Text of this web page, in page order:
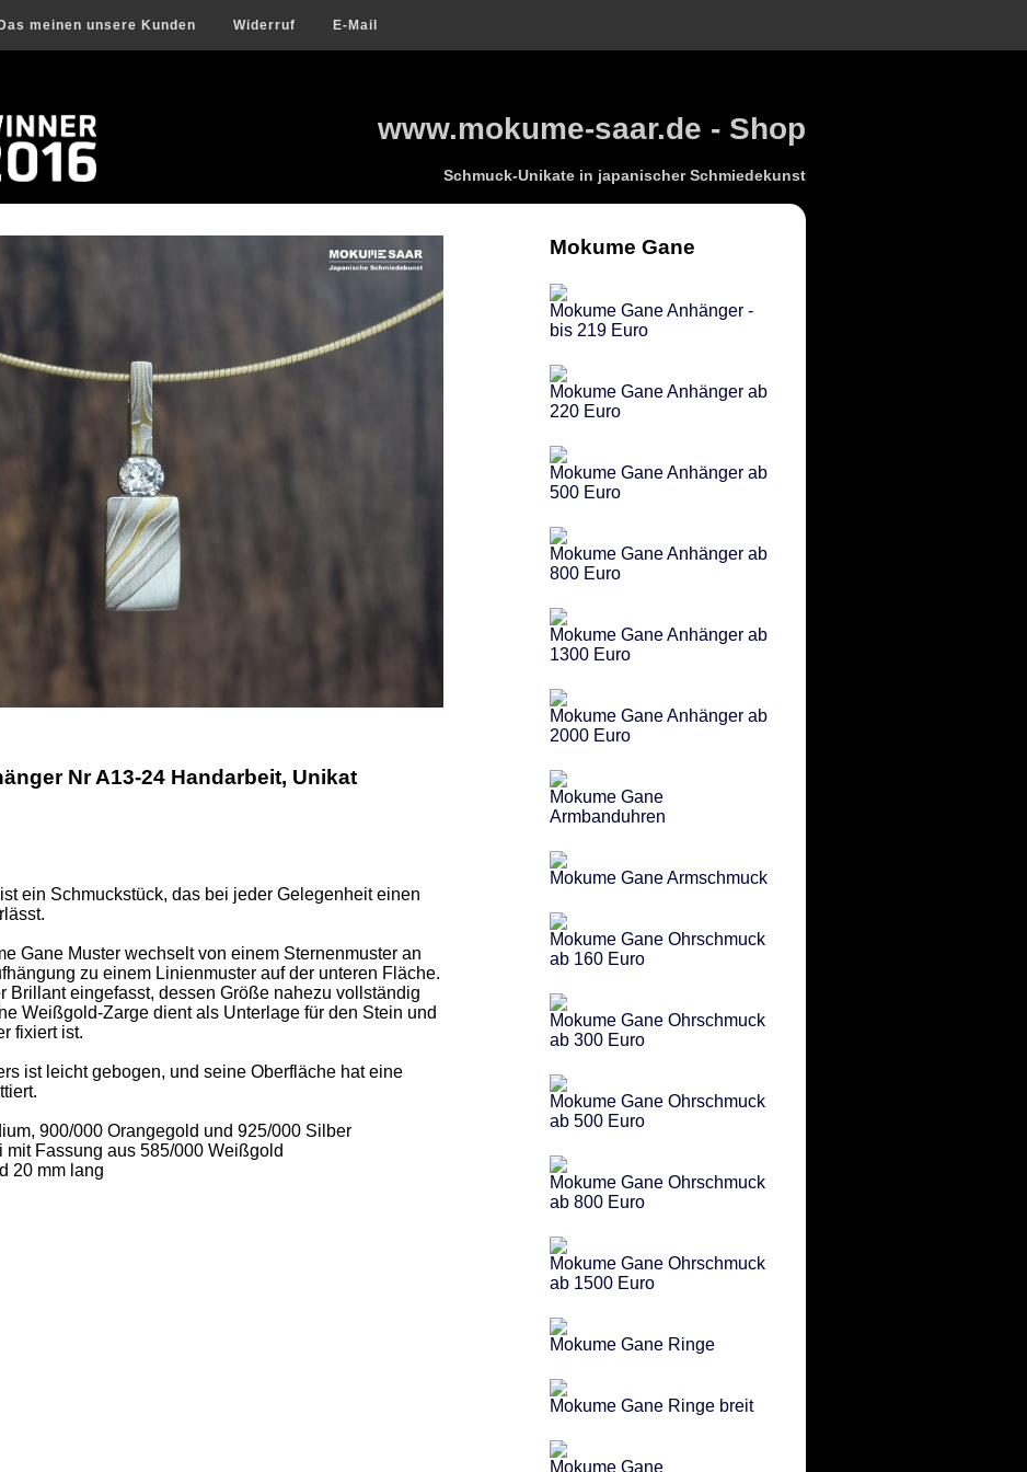
Das meinen unsere Kunden Widerruf E-Mail
www.mokume-saar.de - Shop
Schmuck-Unikate in japanischer Schmiedekunst
Nr A13-24 Handarbeit, Unikat
ein Schmuckstück, das bei jeder Gelegenheit einen
Gane Muster wechselt von einem Sternenmuster an
zu einem Linienmuster auf der unteren Fläche.
Brillant eingefasst, dessen Größe nahezu vollständig
Weißgold-Zarge dient als Unterlage für den Stein und
fixiert ist.
ist leicht gebogen, und seine Oberfläche hat eine
900/000 Orangegold und 925/000 Silber
mit Fassung aus 585/000 Weißgold
20 mm lang
Mokume Gane
Mokume Gane Anhänger -
bis 219 Euro
Mokume Gane Anhänger ab
220 Euro
Mokume Gane Anhänger ab
500 Euro
Mokume Gane Anhänger ab
800 Euro
Mokume Gane Anhänger ab
1300 Euro
Mokume Gane Anhänger ab
2000 Euro
Mokume Gane
Armbanduhren
Mokume Gane Armschmuck
Mokume Gane Ohrschmuck
ab 160 Euro
Mokume Gane Ohrschmuck
ab 300 Euro
Mokume Gane Ohrschmuck
ab 500 Euro
Mokume Gane Ohrschmuck
ab 800 Euro
Mokume Gane Ohrschmuck
ab 1500 Euro
Mokume Gane Ringe
Mokume Gane Ringe breit
Mokume Gane